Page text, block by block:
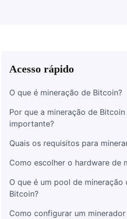
Acesso rápido
O que é mineração de Bitcoin?
Por que a mineração de Bitcoin
importante?
Quais os requisitos para
Como escolher o hardware de
O que é um pool de mineração
Bitcoin?
Como configurar um